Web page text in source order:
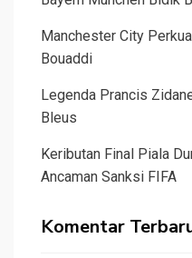
Manchester City
Bouaddi
Legenda Prancis
Bleus
Keributan Final Piala
Ancaman Sanksi FIFA
Komentar